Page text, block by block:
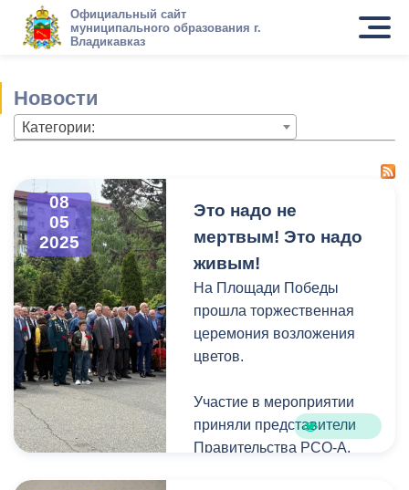
Официальный сайт
муниципального образования г.
Владикавказ
Новости
Категории:
08
05
2025
Это надо не
мертвым! Это надо
живым!
На Площади Победы
прошла торжественная
церемония возложения
цветов.
Участие в мероприятии
приняли представители
Правительства РСО-А,